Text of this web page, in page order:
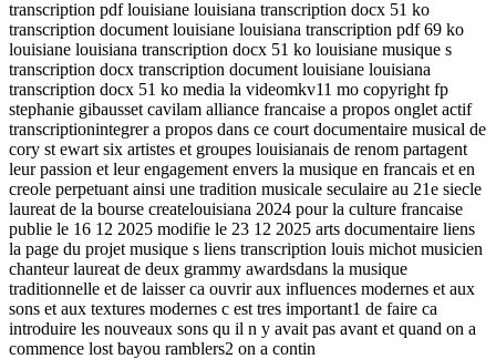
transcription pdf louisiane louisiana transcription docx 51 ko
transcription document louisiane louisiana transcription pdf 69 ko
louisiane louisiana transcription docx 51 ko louisiane musique s
transcription docx transcription document louisiane louisiana
transcription docx 51 ko media la videomkv11 mo copyright fp
stephanie gibausset cavilam alliance francaise a propos onglet actif
transcriptionintegrer a propos dans ce court documentaire musical de
cory st ewart six artistes et groupes louisianais de renom partagent
leur passion et leur engagement envers la musique en francais et en
creole perpetuant ainsi une tradition musicale seculaire au 21e siecle
laureat de la bourse createlouisiana 2024 pour la culture francaise
publie le 16 12 2025 modifie le 23 12 2025 arts documentaire liens
la page du projet musique s liens transcription louis michot musicien
chanteur laureat de deux grammy awardsdans la musique
traditionnelle et de laisser ca ouvrir aux influences modernes et aux
sons et aux textures modernes c est tres important1 de faire ca
introduire les nouveaux sons qu il n y avait pas avant et quand on a
commence lost bayou ramblers2 on a contin